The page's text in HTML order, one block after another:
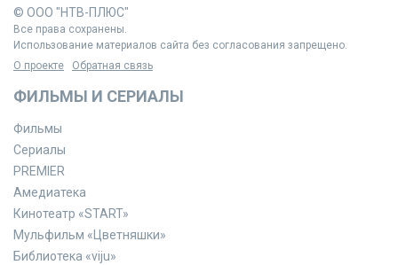
© ООО "НТВ-ПЛЮС"
Все права сохранены.
Использование материалов сайта без согласования запрещено.
О проекте
Обратная связь
ФИЛЬМЫ И СЕРИАЛЫ
Фильмы
Сериалы
PREMIER
Амедиатека
Кинотеатр «START»
Мульфильм «Цветняшки»
Библиотека «viju»